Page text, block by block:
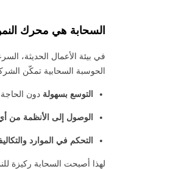
السحابة هي محرك
في بيئة الأعمال الحديثة،
الحوسبة السحابية تمكّن
التوسع بسهولة دون
الوصول إلى الأنظمة من
التحكم في الموارد
لهذا أصبحت السحابة ركيزة